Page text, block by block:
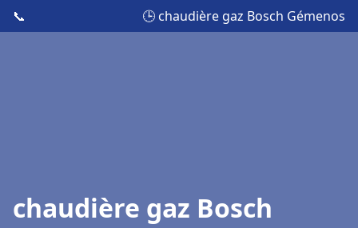
📞 🕒 chaudière gaz Bosch Gémenos
chaudière gaz Bosch